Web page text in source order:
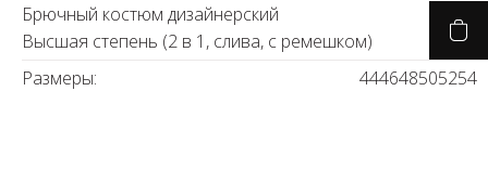
Брючный костюм дизайнерский
Высшая степень (2 в 1, слива, с ремешком)
Размеры:
444648505254